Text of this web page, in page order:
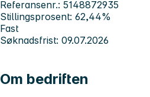
Referansenr.: 5148872935
Stillingsprosent: 62,44%
Fast
Søknadsfrist: 09.07.2026
Om bedriften